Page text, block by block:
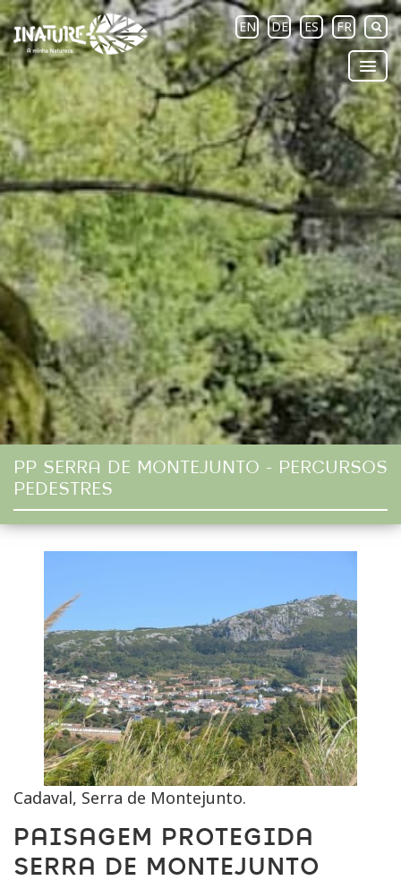
EN DE ES FR
PP SERRA DE MONTEJUNTO - PERCURSOS
PEDESTRES
Cadaval, Serra de Montejunto.
PAISAGEM PROTEGIDA
SERRA DE MONTEJUNTO